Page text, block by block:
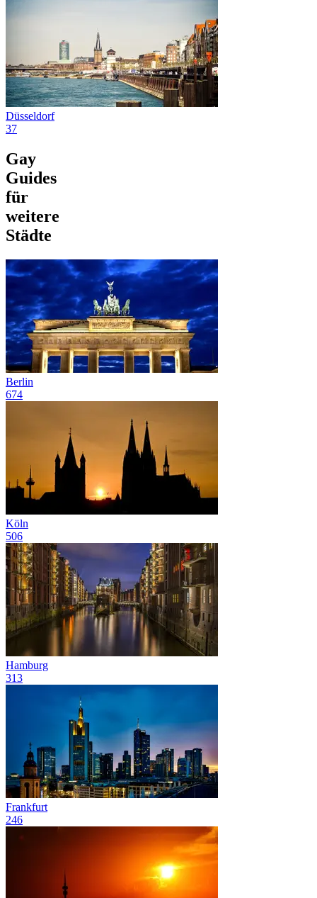
Düsseldorf
37
Gay
Guides
für
weitere
Städte
Berlin
674
Köln
506
Hamburg
313
Frankfurt
246